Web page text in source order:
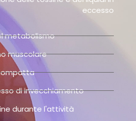
eccesso
metabolismo
muscolare
di invecchiamento
durante l'attività